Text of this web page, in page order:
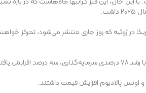
در ژوئیه که روز جاری منتشر می‌شود، تمرکز
تن رسید.
و اونس پالادیوم افزایش قیمت داشتند.